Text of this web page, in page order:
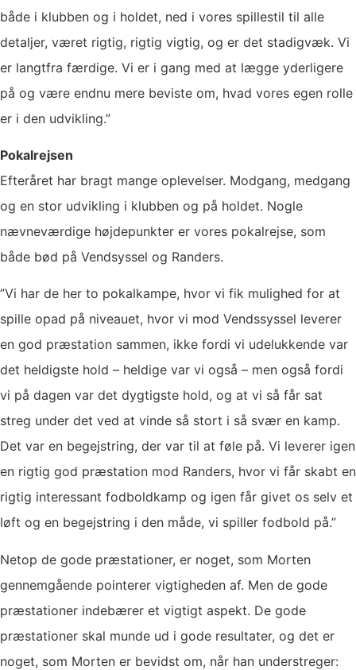
både i klubben og i holdet, ned i vores spillestil til alle
detaljer, været rigtig, rigtig vigtig, og er det stadigvæk. Vi
er langtfra færdige. Vi er i gang med at lægge yderligere
på og være endnu mere beviste om, hvad vores egen rolle
er i den udvikling.”
Pokalrejsen
Efteråret har bragt mange oplevelser. Modgang, medgang
og en stor udvikling i klubben og på holdet. Nogle
nævneværdige højdepunkter er vores pokalrejse, som
både bød på Vendsyssel og Randers.
”Vi har de her to pokalkampe, hvor vi fik mulighed for at
spille opad på niveauet, hvor vi mod Vendssyssel leverer
en god præstation sammen, ikke fordi vi udelukkende var
det heldigste hold – heldige var vi også – men også fordi
vi på dagen var det dygtigste hold, og at vi så får sat
streg under det ved at vinde så stort i så svær en kamp.
Det var en begejstring, der var til at føle på. Vi leverer igen
en rigtig god præstation mod Randers, hvor vi får skabt en
rigtig interessant fodboldkamp og igen får givet os selv et
løft og en begejstring i den måde, vi spiller fodbold på.”
Netop de gode præstationer, er noget, som Morten
gennemgående pointerer vigtigheden af. Men de gode
præstationer indebærer et vigtigt aspekt. De gode
præstationer skal munde ud i gode resultater, og det er
noget, som Morten er bevidst om, når han understreger: